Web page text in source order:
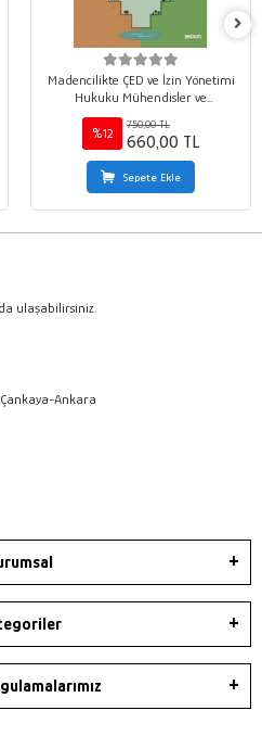
Madencilikte ÇED ve İzin Yönetimi
Hukuku Mühendisler ve
Hukukçular İçin Ruhsat,
Madencilik İzni ve Jeoetik
Sorumluluk Rehberi
%12
750,00 TL
660,00 TL
Sepete Ekle
ulaşabilirsiniz.
Çankaya-Ankara